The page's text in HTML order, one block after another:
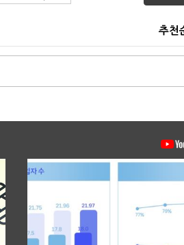
추천